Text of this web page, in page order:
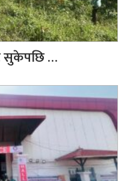
सुकेपछि …